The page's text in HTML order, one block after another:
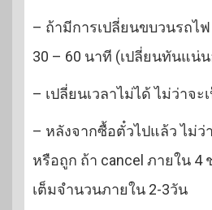
– ถ้ามีการเปลี่ยนขบวนรถไฟ
30 – 60 นาที (เปลี่ยนทันแน่
– เปลี่ยนเวลาไม่ได้ ไม่ว่าจ
– หลังจากซื้อตั๋วไปแล้ว ไม่ว่
หรือถูก ถ้า cancel ภายใน 4
เต็มจำนวนภายใน 2-3วัน